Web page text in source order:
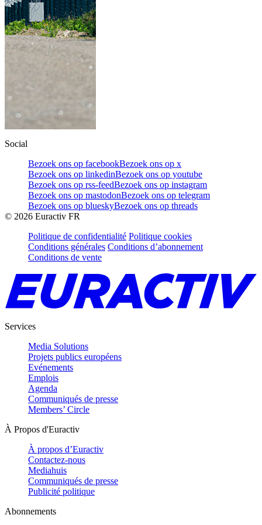
Social
Bezoek ons op facebookBezoek ons op x
Bezoek ons op linkedinBezoek ons op youtube
Bezoek ons op rss-feedBezoek ons op instagram
Bezoek ons op mastodonBezoek ons op telegram
Bezoek ons op blueskyBezoek ons op threads
© 2026 Euractiv FR
Politique de confidentialité Politique cookies
Conditions générales Conditions d’abonnement
Conditions de vente
Services
Media Solutions
Projets publics européens
Evénements
Emplois
Agenda
Communiqués de presse
Members’ Circle
À Propos d'Euractiv
À propos d’Euractiv
Contactez-nous
Mediahuis
Communiqués de presse
Publicité politique
Abonnements